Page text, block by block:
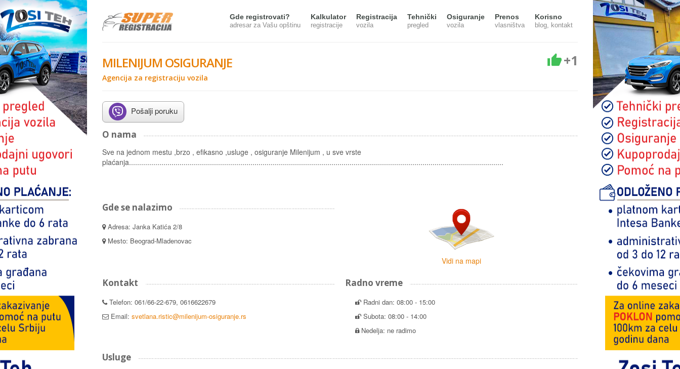
Gde registrovati?
adresar za Vašu opštinu
Kalkulator
registracije
Registracija
vozila
Tehnički
pregled
Osiguranje
vozila
Prenos
vlasništva
Korisno
blog, kontakt
MILENIJUM OSIGURANJE
Agencija za registraciju vozila
+1
Pošalji poruku
O nama
Sve na jednom mestu ,brzo , efikasno ,usluge , osiguranje Milenijum , u sve vrste
plaćanja.........................................................................................................................................................................................
Gde se nalazimo
Adresa: Janka Katića 2/8
Mesto: Beograd-Mladenovac
Vidi na mapi
Kontakt
Telefon: 061/66-22-679, 0616622679
Email: svetlana.ristic@milenijum-osiguranje.rs
Radno vreme
Radni dan: 08:00 - 15:00
Subota: 08:00 - 14:00
Nedelja: ne radimo
Usluge